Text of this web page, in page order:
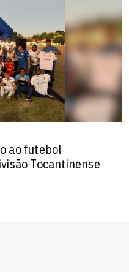
ao futebol
Tocantinense